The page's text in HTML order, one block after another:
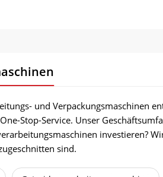
und Verpackungsmaschinen
Stop-Service. Unser
investieren?
sind.